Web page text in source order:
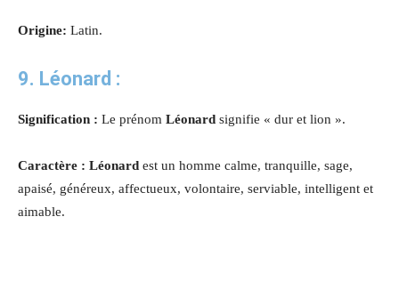
Origine: Latin.
9. Léonard :
Signification : Le prénom Léonard signifie « dur et lion ».
Caractère : Léonard est un homme calme, tranquille, sage,
apaisé, généreux, affectueux, volontaire, serviable, intelligent et
aimable.